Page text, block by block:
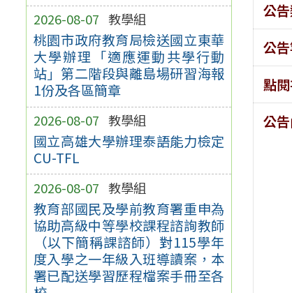
2026-08-07 教學組
桃園市政府教育局檢送國立東華
大學辦理「適應運動共學行動
站」第二階段與離島場研習海報
1份及各區簡章
2026-08-07 教學組
國立高雄大學辦理泰語能力檢定
CU-TFL
2026-08-07 教學組
教育部國民及學前教育署重申為
協助高級中等學校課程諮詢教師
（以下簡稱課諮師）對115學年
度入學之一年級入班導讀案，本
署已配送學習歷程檔案手冊至各
公
公
點
公